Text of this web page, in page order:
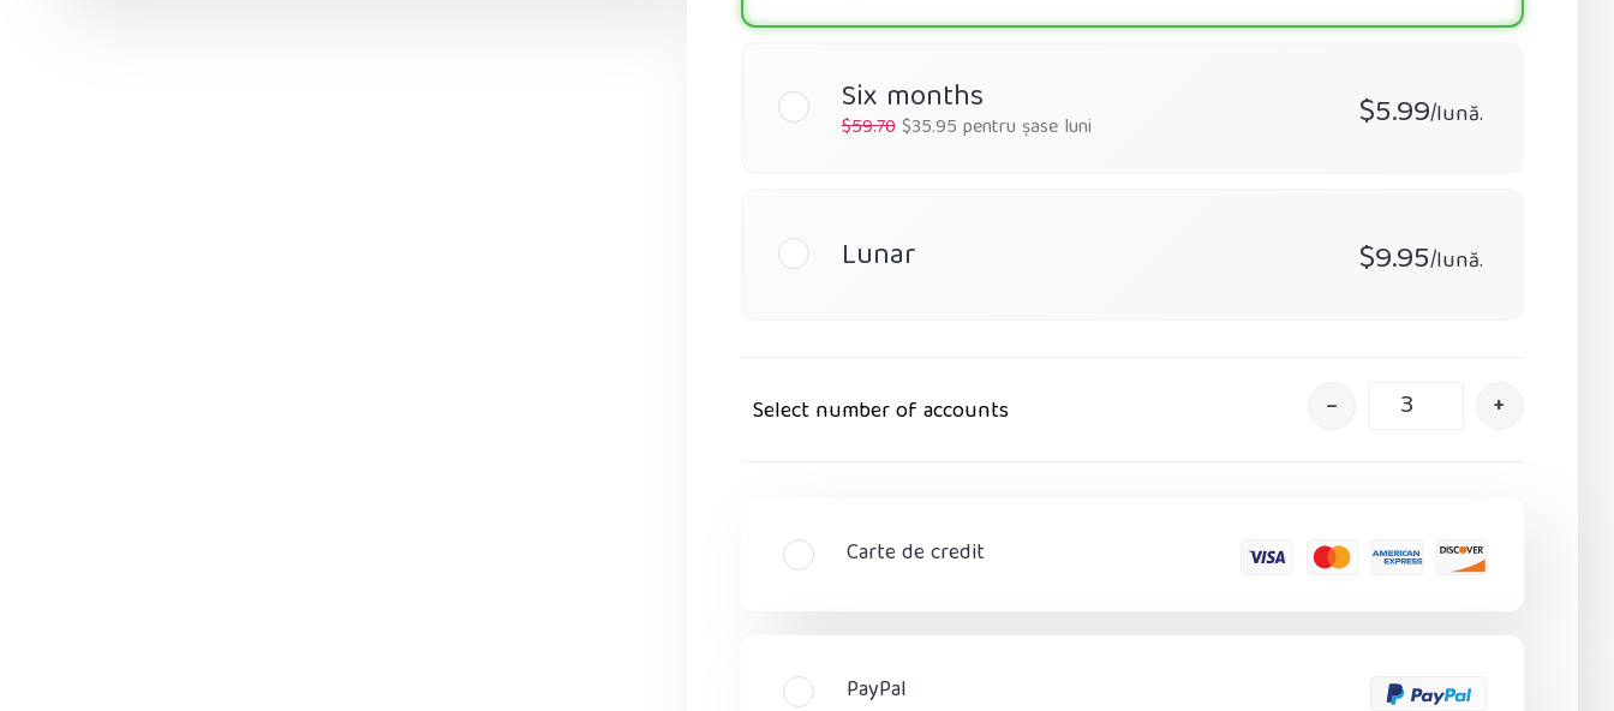
Six months $5.99/lună.
$59.70$35.95 pentru șase luni
Lunar $9.95/lună.
Select number of accounts – +
Carte de credit
PayPal